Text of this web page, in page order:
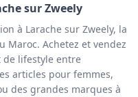
sur Zweely
à Larache sur Zweely, la
Maroc. Achetez et vendez
de lifestyle entre
articles pour femmes,
des grandes marques à